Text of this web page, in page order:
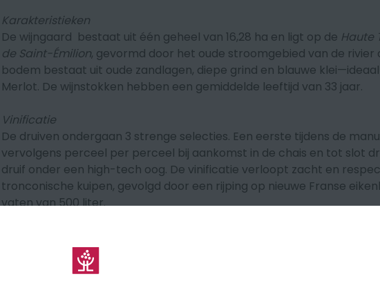
Karakteristieken
De wijngaard bestaat uit één geheel van 16,28 ha en ligt op de Haute
de Saint-Émilion, gevormd door het oude stroomgebied van de rivier
bodem bestaat uit oude zandlagen, diepe grind en blauwe
Merlot. De wijnstokken hebben een gemiddelde leeftijd van 33 jaar.
Vinificatie
De druiven ondergaan 3 strenge selecties. Een eerste tijdens de
vervolgens perceel per perceel bij aankomst in de chais en tot slot
druif onder een high-tech oog. De vinificatie verloopt zacht en
tronconische kuipen, gevolgd door een rijping op nieuwe Franse
vaten van 500 liter.
Prieuré is een vlezige wijn, sappig, met veel fruit, complex en met